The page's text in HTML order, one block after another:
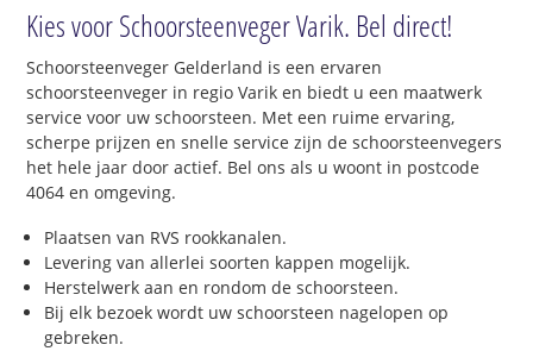
Kies voor Schoorsteenveger Varik. Bel direct!
Schoorsteenveger Gelderland is een ervaren
schoorsteenveger in regio Varik en biedt u een maatwerk
service voor uw schoorsteen. Met een ruime ervaring,
scherpe prijzen en snelle service zijn de schoorsteenvegers
het hele jaar door actief. Bel ons als u woont in postcode
4064 en omgeving.
Plaatsen van RVS rookkanalen.
Levering van allerlei soorten kappen mogelijk.
Herstelwerk aan en rondom de schoorsteen.
Bij elk bezoek wordt uw schoorsteen nagelopen op
gebreken.